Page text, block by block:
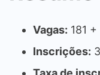
Vagas: 181 +
Inscrições: